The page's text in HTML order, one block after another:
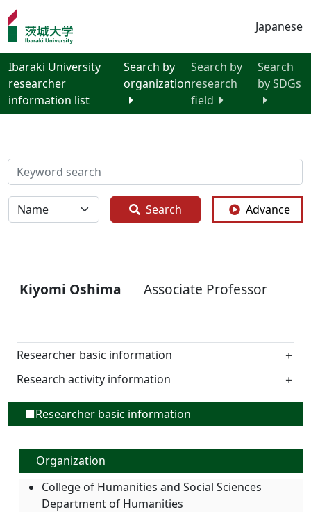
Japanese
Ibaraki University
researcher
information list
Search by
organization
Search by
research
field
Search
by SDGs
検索
全体 Search Advance
Kiyomi Oshima Associate Professor
Researcher basic information
＋
Research activity information
＋
■Researcher basic information
Organization
College of Humanities and Social Sciences
Department of Humanities